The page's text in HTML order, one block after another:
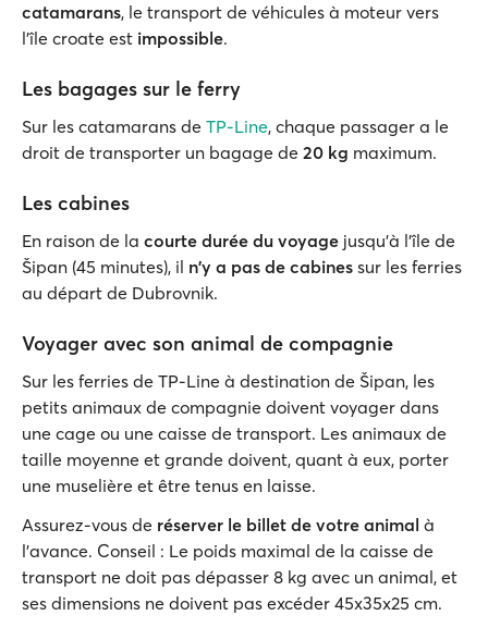
catamarans, le transport de véhicules à moteur vers
l'île croate est impossible.
Les bagages sur le ferry
Sur les catamarans de TP-Line, chaque passager a le
droit de transporter un bagage de 20 kg maximum.
Les cabines
En raison de la courte durée du voyage jusqu'à l'île de
Šipan (45 minutes), il n'y a pas de cabines sur les ferries
au départ de Dubrovnik.
Voyager avec son animal de compagnie
Sur les ferries de TP-Line à destination de Šipan, les
petits animaux de compagnie doivent voyager dans
une cage ou une caisse de transport. Les animaux de
taille moyenne et grande doivent, quant à eux, porter
une muselière et être tenus en laisse.
Assurez-vous de réserver le billet de votre animal à
l'avance. Conseil : Le poids maximal de la caisse de
transport ne doit pas dépasser 8 kg avec un animal, et
ses dimensions ne doivent pas excéder 45x35x25 cm.